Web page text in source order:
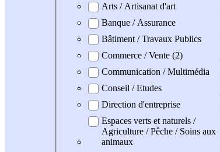
Arts / Artisanat d'art
Banque / Assurance
Bâtiment / Travaux Publics
Commerce / Vente (2)
Communication / Multimédia
Conseil / Etudes
Direction d'entreprise
Espaces verts et naturels /
Agriculture / Pêche / Soins aux
animaux